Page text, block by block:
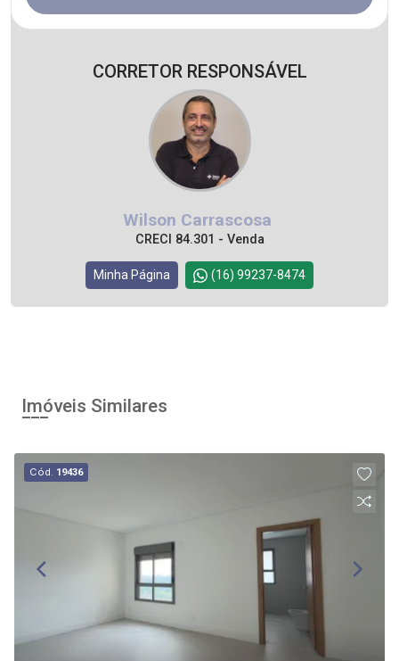
CORRETOR RESPONSÁVEL
Wilson Carrascosa
CRECI 84.301 - Venda
Minha Página (16) 99237-8474
Imóveis Similares
Cód. 19436